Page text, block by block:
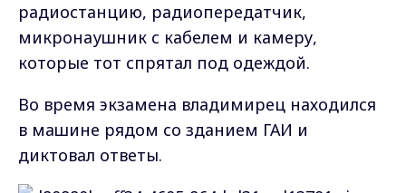
радиостанцию, радиопередатчик,
микронаушник с кабелем и камеру,
которые тот спрятал под одеждой.
Во время экзамена владимирец находился
в машине рядом со зданием ГАИ и
диктовал ответы.